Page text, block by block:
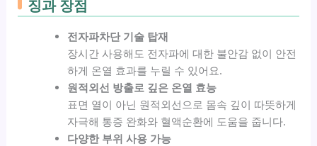
징과 장점
전자파차단 기술 탑재
장시간 사용해도 전자파에 대한 불안감 없이 안전
하게 온열 효과를 누릴 수 있어요.
원적외선 방출로 깊은 온열 효능
표면 열이 아닌 원적외선으로 몸속 깊이 따뜻하게
자극해 통증 완화와 혈액순환에 도움을 줍니다.
다양한 부위 사용 가능